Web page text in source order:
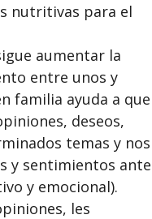
nutritivas para el
aumentar la
entre unos y
familia ayuda a que
deseos,
temas y nos
y sentimientos ante
y emocional).
les